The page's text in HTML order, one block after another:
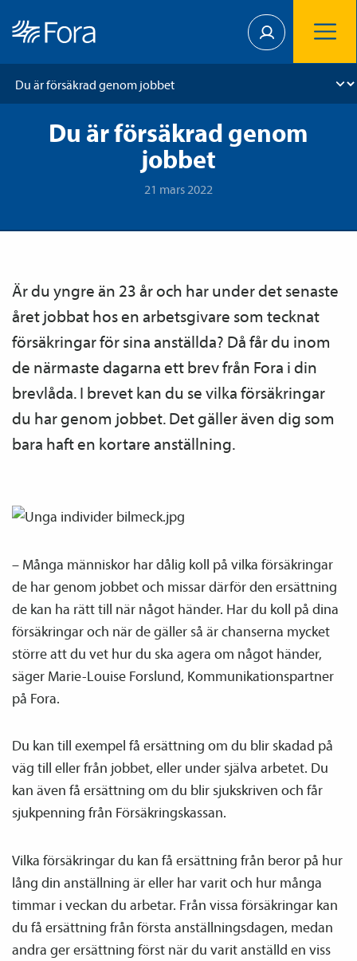
Du är försäkrad genom
jobbet
21 mars 2022
Är du yngre än 23 år och har under det senaste
året jobbat hos en arbetsgivare som tecknat
försäkringar för sina anställda? Då får du inom
de närmaste dagarna ett brev från Fora i din
brevlåda. I brevet kan du se vilka försäkringar
du har genom jobbet. Det gäller även dig som
bara haft en kortare anställning.
– Många människor har dålig koll på vilka försäkringar
de har genom jobbet och missar därför den ersättning
de kan ha rätt till när något händer. Har du koll på dina
försäkringar och när de gäller så är chanserna mycket
större att du vet hur du ska agera om något händer,
säger Marie-Louise Forslund, Kommunikations­partner
på Fora.
Du kan till exempel få ersättning om du blir skadad på
väg till eller från jobbet, eller under själva arbetet. Du
kan även få ersättning om du blir sjukskriven och får
sjukpenning från Försäkringskassan.
Vilka försäkringar du kan få ersättning från beror på hur
lång din anställning är eller har varit och hur många
timmar i veckan du arbetar. Från vissa försäkringar kan
du få ersättning från första anställnings­dagen, medan
andra ger ersättning först när du varit anställd en viss